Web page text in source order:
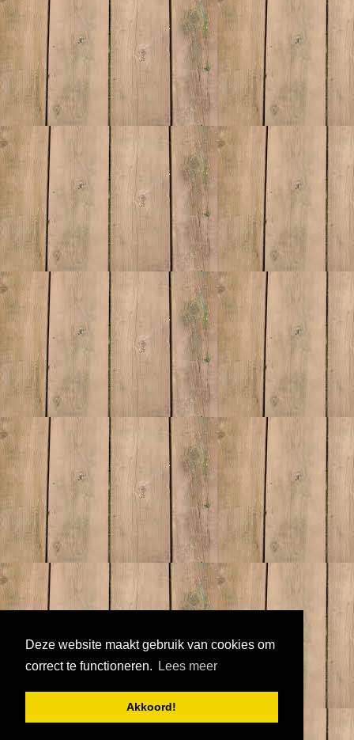
Deze website maakt gebruik van cookies om
correct te functioneren.
Lees meer
Akkoord!